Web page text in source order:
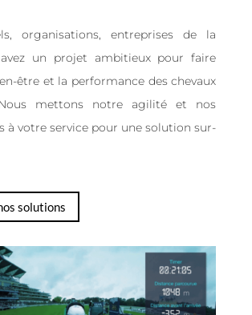
organisations, entreprises de la
un projet ambitieux pour faire
être et la performance des chevaux
mettons notre agilité et nos
à votre service pour une solution sur-
solutions